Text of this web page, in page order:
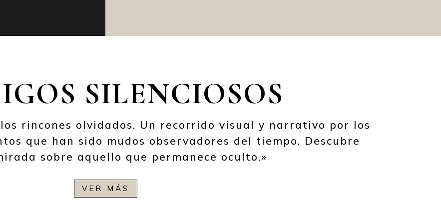
SILENCIOSOS
rincones olvidados. Un recorrido visual y narrativo por los
que han sido mudos observadores del tiempo. Descubre
sobre aquello que permanece oculto.»
VER MÁS